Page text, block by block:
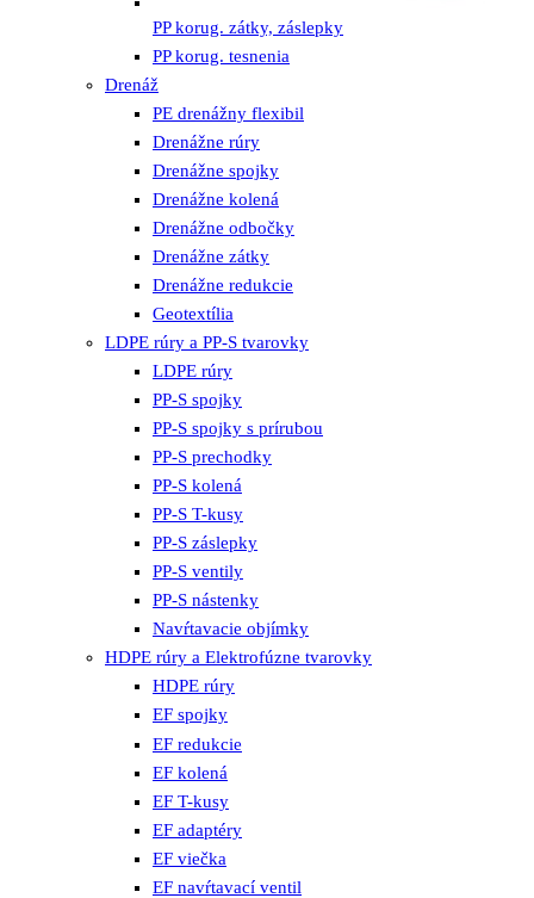
PP korug. zátky, záslepky
PP korug. tesnenia
Drenáž
PE drenážny flexibil
Drenážne rúry
Drenážne spojky
Drenážne kolená
Drenážne odbočky
Drenážne zátky
Drenážne redukcie
Geotextília
LDPE rúry a PP-S tvarovky
LDPE rúry
PP-S spojky
PP-S spojky s prírubou
PP-S prechodky
PP-S kolená
PP-S T-kusy
PP-S záslepky
PP-S ventily
PP-S nástenky
Navŕtavacie objímky
HDPE rúry a Elektrofúzne tvarovky
HDPE rúry
EF spojky
EF redukcie
EF kolená
EF T-kusy
EF adaptéry
EF viečka
EF navŕtavací ventil